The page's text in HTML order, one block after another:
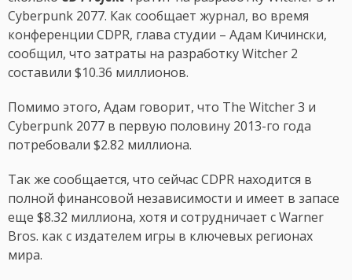
Cyberpunk 2077. Как сообщает журнал, во время
конференции CDPR, глава студии – Адам Кичински,
сообщил, что затраты на разработку Witcher 2
составили $10.36 миллионов.
Помимо этого, Адам говорит, что The Witcher 3 и
Cyberpunk 2077 в первую половину 2013-го года
потребовали $2.82 миллиона.
Так же сообщается, что сейчас CDPR находится в
полной финансовой независимости и имеет в запасе
еще $8.32 миллиона, хотя и сотрудничает с Warner
Bros. как с издателем игры в ключевых регионах
мира.